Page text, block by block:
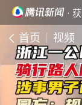
·
首页 视频